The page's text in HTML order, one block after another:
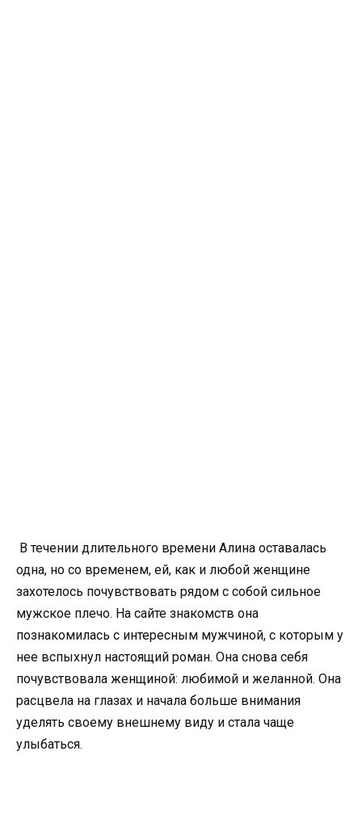
В течении длительного времени Алина оставалась
одна, но со временем, ей, как и любой женщине
захотелось почувствовать рядом с собой сильное
мужское плечо. На сайте знакомств она
познакомилась с интересным мужчиной, с которым у
нее вспыхнул настоящий роман. Она снова себя
почувствовала женщиной: любимой и желанной. Она
расцвела на глазах и начала больше внимания
уделять своему внешнему виду и стала чаще
улыбаться.